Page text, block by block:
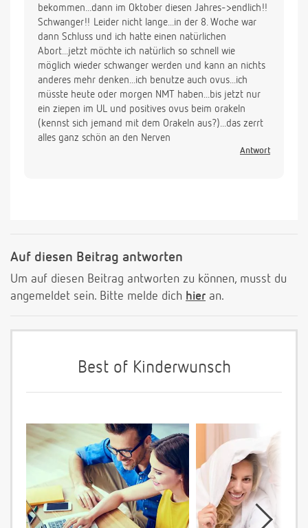
bekommen...dann im Oktober diesen Jahres->endlich!!
Schwanger!! Leider nicht lange...in der 8. Woche war
dann Schluss und ich hatte einen natürlichen
Abort...jetzt möchte ich natürlich so schnell wie
möglich wieder schwanger werden und kann an nichts
anderes mehr denken...ich benutze auch ovus...ich
müsste heute oder morgen NMT haben...bis jetzt nur
ein ziepen im UL und positives ovus beim orakeln
(kennst sich jemand mit dem Orakeln aus?)...das zerrt
alles ganz schön an den Nerven
Antwort
Auf diesen Beitrag antworten
Um auf diesen Beitrag antworten zu können, musst du
angemeldet sein. Bitte melde dich hier an.
Best of Kinderwunsch